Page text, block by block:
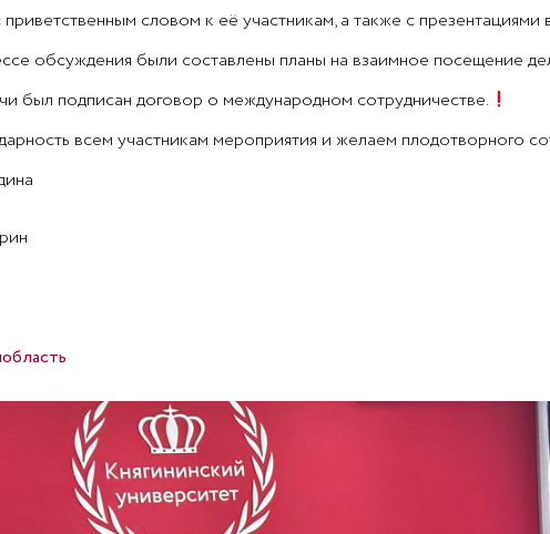
словом к её участникам, а также с
обсуждения были составлены планы на взаимное посещение
был подписан договор о международном сотрудничестве.
всем участникам мероприятия и желаем плодотворного